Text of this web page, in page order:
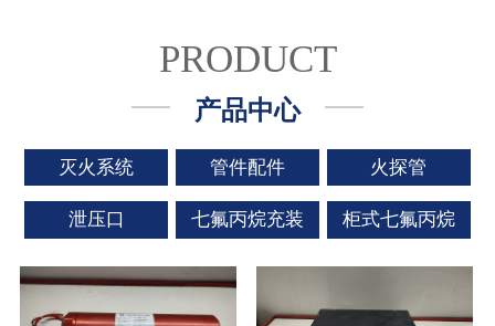
PRODUCT
产品中心
灭火系统 管件配件 火探管
泄压口 七氟丙烷充装 柜式七氟丙烷